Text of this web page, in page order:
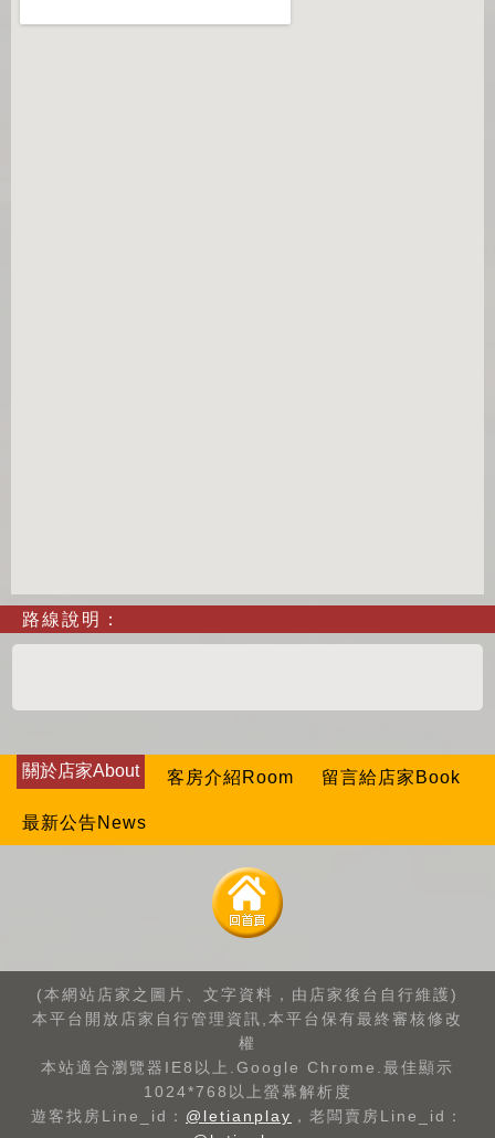
路線說明：
關於店家About 客房介紹Room 留言給店家Book
最新公告News
(本網站店家之圖片、文字資料，由店家後台自行維護)
本平台開放店家自行管理資訊,本平台保有最終審核修改
權
本站適合瀏覽器IE8以上.Google Chrome.最佳顯示
1024*768以上螢幕解析度
遊客找房Line_id： @letianplay ，老闆賣房Line_id：